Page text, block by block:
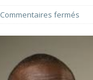
Commentaires fermés